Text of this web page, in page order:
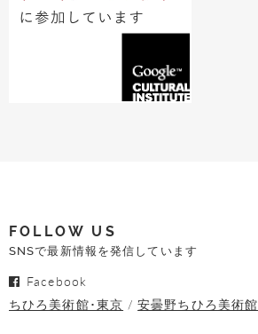
FOLLOW US
SNSで最新情報を発信しています
Facebook
ちひろ美術館･東京
安曇野ちひろ美術館